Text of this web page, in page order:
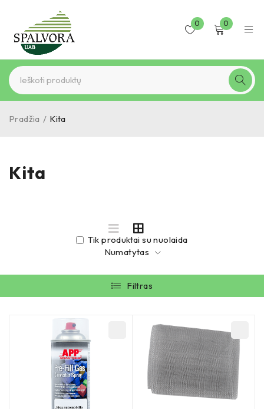
0 0
Kita
Pradžia / Kita
Numatytas
Tik produktai su nuolaida
Filtras